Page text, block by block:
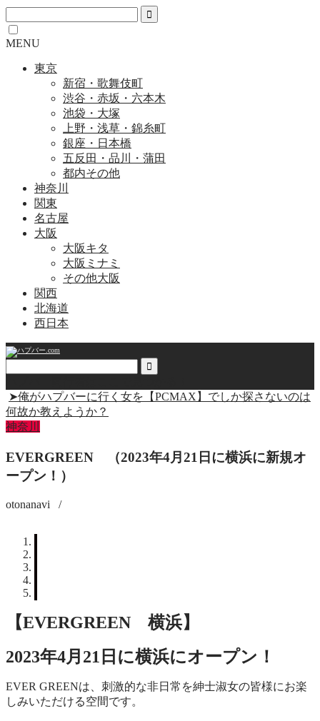
MENU
東京
新宿・歌舞伎町
渋谷・赤坂・六本木
池袋・大塚
上野・浅草・錦糸町
銀座・日本橋
五反田・品川・蒲田
都内その他
神奈川
関東
名古屋
大阪
大阪キタ
大阪ミナミ
その他大阪
関西
北海道
西日本
➤俺がハプバーに行く女を【PCMAX】でしか探さないのは
何故か教えようか？
神奈川
EVERGREEN （2023年4月21日に横浜に新規オ
ープン！）
otonanavi /
【EVERGREEN 横浜】
2023年4月21日に横浜にオープン！
EVER GREENは、刺激的な非日常を紳士淑女の皆様にお楽
しみいただける空間です。